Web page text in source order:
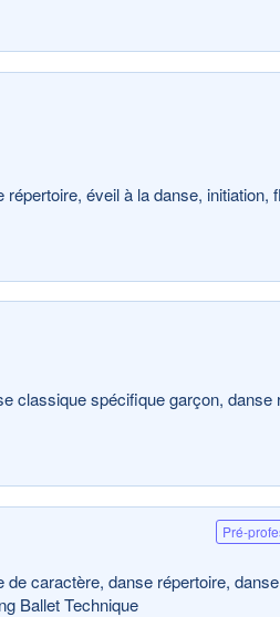
éveil à la danse, initiation,
classique spécifique garçon, danse
Pré-
caractère, danse répertoire,
Ballet Technique